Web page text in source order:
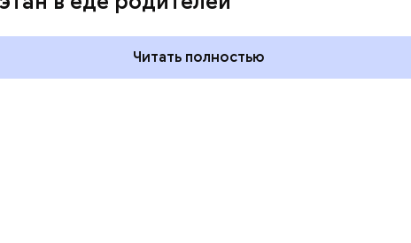
праздники
и мире 5
праздники отмечают в России
и мире 4 августа
Читать полностью